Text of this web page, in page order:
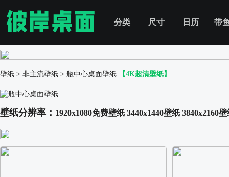
分类 尺寸 日历 带
壁纸 > 非主流壁纸 > 瓶中心桌面壁纸 【4K超清壁纸】
壁纸分辨率： 1920x1080免费壁纸 3440x1440壁纸 3840x2160壁